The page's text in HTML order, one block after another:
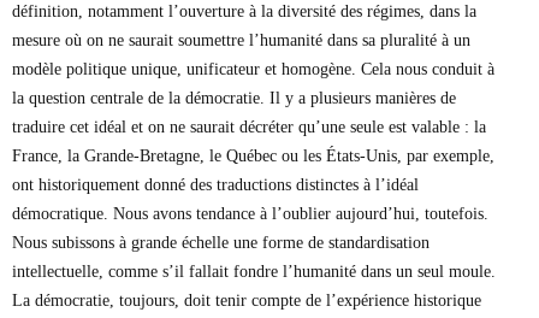
définition, notamment l’ouverture à la diversité des régimes, dans la
mesure où on ne saurait soumettre l’humanité dans sa pluralité à un
modèle politique unique, unificateur et homogène. Cela nous conduit à
la question centrale de la démocratie. Il y a plusieurs manières de
traduire cet idéal et on ne saurait décréter qu’une seule est valable : la
France, la Grande-Bretagne, le Québec ou les États-Unis, par exemple,
ont historiquement donné des traductions distinctes à l’idéal
démocratique. Nous avons tendance à l’oublier aujourd’hui, toutefois.
Nous subissons à grande échelle une forme de standardisation
intellectuelle, comme s’il fallait fondre l’humanité dans un seul moule.
La démocratie, toujours, doit tenir compte de l’expérience historique